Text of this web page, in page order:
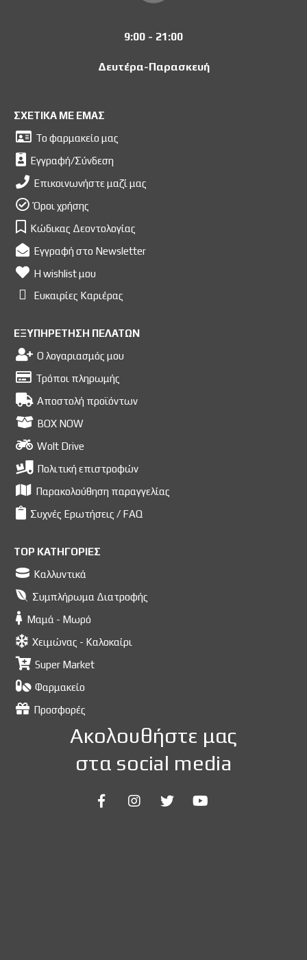
9:00 - 21:00
Δευτέρα-Παρασκευή
ΣΧΕΤΙΚΑ ΜΕ ΕΜΑΣ
Το φαρμακείο μας
Εγγραφή/Σύνδεση
Επικοινωνήστε μαζί μας
Όροι χρήσης
Κώδικας Δεοντολογίας
Εγγραφή στο Newsletter
Η wishlist μου
Ευκαιρίες Kαριέρας
ΕΞΥΠΗΡΕΤΗΣΗ ΠΕΛΑΤΩΝ
Ο λογαριασμός μου
Τρόποι πληρωμής
Αποστολή προϊόντων
BOX NOW
Wolt Drive
Πολιτική επιστροφών
Παρακολούθηση παραγγελίας
Συχνές Ερωτήσεις / FAQ
TOP ΚΑΤΗΓΟΡΙΕΣ
Καλλυντικά
Συμπλήρωμα Διατροφής
Μαμά - Μωρό
Χειμώνας - Καλοκαίρι
Super Market
Φαρμακείο
Προσφορές
Ακολουθήστε μας
στα social media